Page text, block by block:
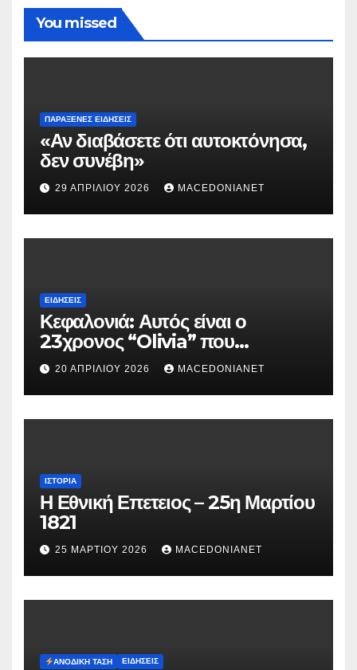
You missed
ΠΑΡΆΞΕΝΕΣ ΕΙΔΉΣΕΙΣ
«Αν διαβάσετε ότι αυτοκτόνησα,
δεν συνέβη»
29 ΑΠΡΙΛΊΟΥ 2026 MACEDONIANET
ΕΙΔΉΣΕΙΣ
Κεφαλονιά: Αυτός είναι ο
23χρονος “Olivia” που
κατηγορείται για τον θάνατο της
Μυρτούς
20 ΑΠΡΙΛΊΟΥ 2026 MACEDONIANET
ΙΣΤΟΡΊΑ
Η Εθνική Επετειος – 25η Μαρτίου
1821
25 ΜΑΡΤΊΟΥ 2026 MACEDONIANET
ΑΝΟΔΙΚΉ ΤΆΣΗ ΕΙΔΉΣΕΙΣ